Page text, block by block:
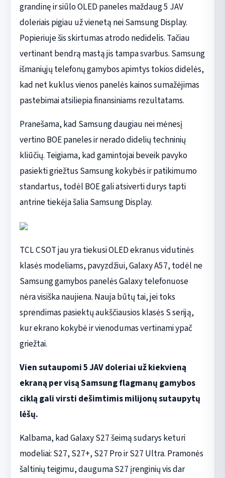
grandinę ir siūlo OLED paneles maždaug 5 JAV
doleriais pigiau už vienetą nei Samsung Display.
Popieriuje šis skirtumas atrodo nedidelis. Tačiau
vertinant bendrą mastą jis tampa svarbus. Samsung
išmaniųjų telefonų gamybos apimtys tokios didelės,
kad net kuklus vienos panelės kainos sumažėjimas
pastebimai atsiliepia finansiniams rezultatams.
Pranešama, kad Samsung daugiau nei mėnesį
vertino BOE paneles ir nerado didelių techninių
kliūčių. Teigiama, kad gamintojai beveik pavyko
pasiekti griežtus Samsung kokybės ir patikimumo
standartus, todėl BOE gali atsiverti durys tapti
antrine tiekėja šalia Samsung Display.
TCL CSOT jau yra tiekusi OLED ekranus vidutinės
klasės modeliams, pavyzdžiui, Galaxy A57, todėl ne
Samsung gamybos panelės Galaxy telefonuose
nėra visiška naujiena. Nauja būtų tai, jei toks
sprendimas pasiektų aukščiausios klasės S seriją,
kur ekrano kokybė ir vienodumas vertinami ypač
griežtai.
Vien sutaupomi 5 JAV doleriai už kiekvieną
ekraną per visą Samsung flagmanų gamybos
ciklą gali virsti dešimtimis milijonų sutaupytų
lėšų.
Kalbama, kad Galaxy S27 šeimą sudarys keturi
modeliai: S27, S27+, S27 Pro ir S27 Ultra. Pramonės
šaltinių teigimu, dauguma S27 įrenginių vis dar